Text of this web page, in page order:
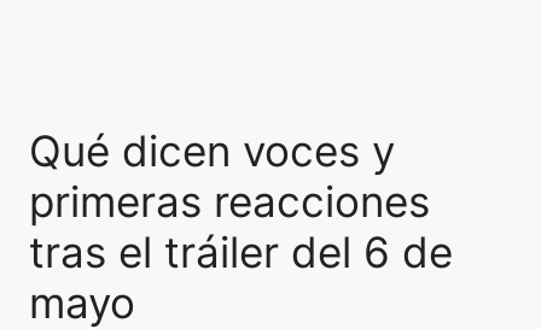
Qué dicen voces y
primeras reacciones
tras el tráiler del 6 de
mayo